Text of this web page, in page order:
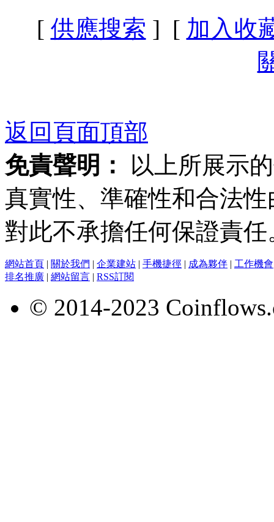
[ 供應搜索 ] [ 加入收
返回頁面頂部
免責聲明：
以上所展示
真實性、準確性和合法
對此不承擔任何保證責任
網站首頁 | 關於我們 | 企業建站 | 手機捷徑 | 成為夥伴 | 工作機會
排名推廣 | 網站留言 | RSS訂閱
© 2014-2023